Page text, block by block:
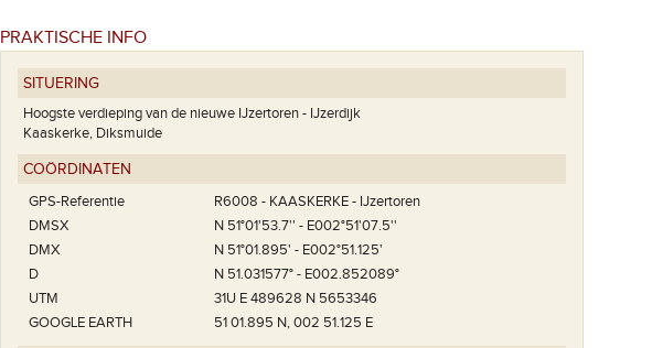
PRAKTISCHE INFO
SITUERING
Hoogste verdieping van de nieuwe IJzertoren - IJzerdijk
Kaaskerke, Diksmuide
COÖRDINATEN
GPS-Referentie
R6008 - KAASKERKE - IJzertoren
DMSX
N 51°01'53.7'' - E002°51'07.5''
DMX
N 51°01.895' - E002°51.125'
D
N 51.031577° - E002.852089°
UTM
31U E 489628 N 5653346
GOOGLE EARTH
51 01.895 N, 002 51.125 E